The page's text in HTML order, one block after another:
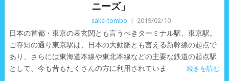
ニーズ」
sake-tombo 2019/02/10
日本の首都・東京の表玄関とも言うべきターミナル駅、東京駅。
ご存知の通り東京駅は、日本の大動脈とも言える新幹線の起点で
あり、さらには東海道本線や東北本線などの主要な鉄道の起点駅
として、今も昔もたくさんの方に利用されていま
続きを読む